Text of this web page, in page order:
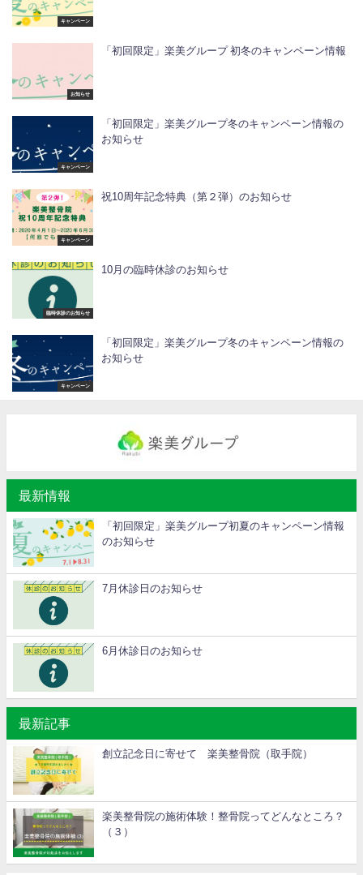
キャンペーン
お知らせ
「初回限定」楽美グループ 初冬のキャンペーン情報
キャンペーン
「初回限定」楽美グループ冬のキャンペーン情報の
お知らせ
キャンペーン
祝10周年記念特典（第２弾）のお知らせ
臨時休診のお知らせ
10月の臨時休診のお知らせ
キャンペーン
「初回限定」楽美グループ冬のキャンペーン情報の
お知らせ
最新情報
「初回限定」楽美グループ初夏のキャンペーン情報
のお知らせ
7月休診日のお知らせ
6月休診日のお知らせ
最新記事
創立記念日に寄せて 楽美整骨院（取手院）
楽美整骨院の施術体験！整骨院ってどんなところ？
（３）